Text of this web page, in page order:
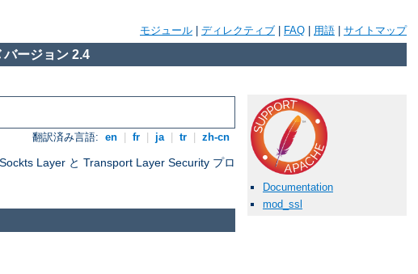
モジュール ディレクティブ FAQ 用語 サイトマップ
ージョン 2.4
翻訳済み言語: en fr ja tr zh-cn
Layer と Transport Layer Security プロ
Documentation
mod_ssl